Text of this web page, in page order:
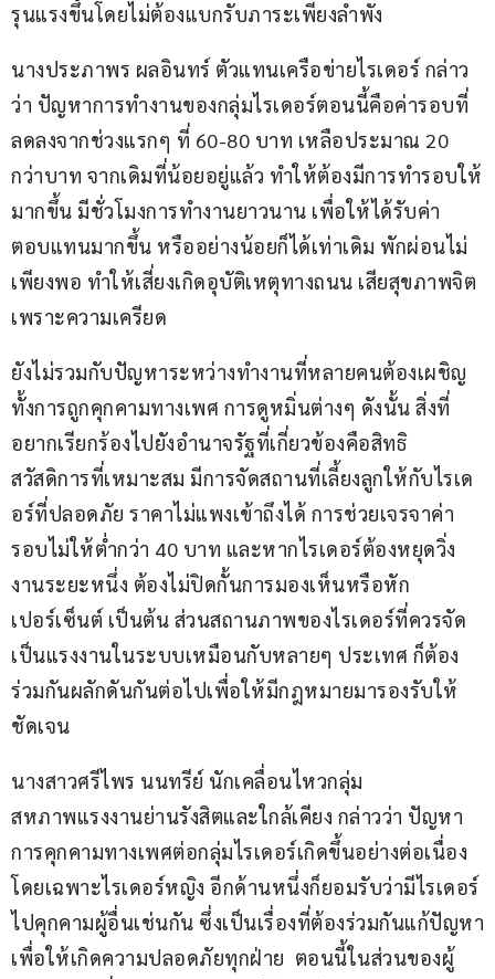
รุนแรงขึ้นโดยไม่ต้องแบกรับภาระเพียงลำพัง
นางประภาพร ผลอินทร์ ตัวแทนเครือข่ายไรเดอร์ กล่าว
ว่า ปัญหาการทำงานของกลุ่มไรเดอร์ตอนนี้คือค่ารอบที่
ลดลงจากช่วงแรกๆ ที่ 60-80 บาท เหลือประมาณ 20
กว่าบาท จากเดิมที่น้อยอยู่แล้ว ทำให้ต้องมีการทำรอบให้
มากขึ้น มีชั่วโมงการทำงานยาวนาน เพื่อให้ได้รับค่า
ตอบแทนมากขึ้น หรืออย่างน้อยก็ได้เท่าเดิม พักผ่อนไม่
เพียงพอ ทำให้เสี่ยงเกิดอุบัติเหตุทางถนน เสียสุขภาพจิต
เพราะความเครียด
ยังไม่รวมกับปัญหาระหว่างทำงานที่หลายคนต้องเผชิญ
ทั้งการถูกคุกคามทางเพศ การดูหมิ่นต่างๆ ดังนั้น สิ่งที่
อยากเรียกร้องไปยังอำนาจรัฐที่เกี่ยวข้องคือสิทธิ
สวัสดิการที่เหมาะสม มีการจัดสถานที่เลี้ยงลูกให้กับไรเด
อร์ที่ปลอดภัย ราคาไม่แพงเข้าถึงได้ การช่วยเจรจาค่า
รอบไม่ให้ต่ำกว่า 40 บาท และหากไรเดอร์ต้องหยุดวิ่ง
งานระยะหนึ่ง ต้องไม่ปิดกั้นการมองเห็นหรือหัก
เปอร์เซ็นต์ เป็นต้น ส่วนสถานภาพของไรเดอร์ที่ควรจัด
เป็นแรงงานในระบบเหมือนกับหลายๆ ประเทศ ก็ต้อง
ร่วมกันผลักดันกันต่อไปเพื่อให้มีกฎหมายมารองรับให้
ชัดเจน
นางสาวศรีไพร นนทรีย์ นักเคลื่อนไหวกลุ่ม
สหภาพแรงงานย่านรังสิตและใกล้เคียง กล่าวว่า ปัญหา
การคุกคามทางเพศต่อกลุ่มไรเดอร์เกิดขึ้นอย่างต่อเนื่อง
โดยเฉพาะไรเดอร์หญิง อีกด้านหนึ่งก็ยอมรับว่ามีไรเดอร์
ไปคุกคามผู้อื่นเช่นกัน ซึ่งเป็นเรื่องที่ต้องร่วมกันแก้ปัญหา
เพื่อให้เกิดความปลอดภัยทุกฝ่าย  ตอนนี้ในส่วนของผู้